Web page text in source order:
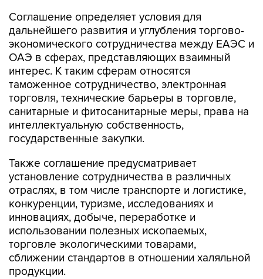
Соглашение определяет условия для
дальнейшего развития и углубления торгово-
экономического сотрудничества между ЕАЭС и
ОАЭ в сферах, представляющих взаимный
интерес. К таким сферам относятся
таможенное сотрудничество, электронная
торговля, технические барьеры в торговле,
санитарные и фитосанитарные меры, права на
интеллектуальную собственность,
государственные закупки.
Также соглашение предусматривает
установление сотрудничества в различных
отраслях, в том числе транспорте и логистике,
конкуренции, туризме, исследованиях и
инновациях, добыче, переработке и
использовании полезных ископаемых,
торговле экологическими товарами,
сближении стандартов в отношении халяльной
продукции.